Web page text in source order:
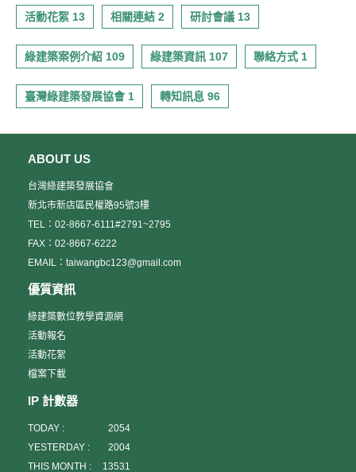
活動花絮 13 相關連結 2 研討會議 13
綠建築案例介紹 109 綠建築資訊 107 聯絡方式 1
臺灣綠建築發展協會 1 轉知訊息 96
ABOUT US
台灣綠建築發展協會
新北市新店區民權路95號3樓
TEL：02-8667-6111#2791~2795
FAX：02-8667-6222
EMAIL：taiwangbc123@gmail.com
優質資訊
綠建築數位教學資源網
活動報名
活動花絮
檔案下載
IP 計數器
TODAY :
2054
YESTERDAY :
2004
THIS MONTH :
13531